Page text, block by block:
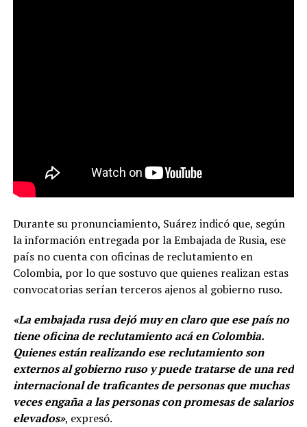
Durante su pronunciamiento, Suárez indicó que, según
la información entregada por la Embajada de Rusia, ese
país no cuenta con oficinas de reclutamiento en
Colombia, por lo que sostuvo que quienes realizan estas
convocatorias serían terceros ajenos al gobierno ruso.
«La embajada rusa dejó muy en claro que ese país no
tiene oficina de reclutamiento acá en Colombia.
Quienes están realizando ese reclutamiento son
externos al gobierno ruso y puede tratarse de una red
internacional de traficantes de personas que muchas
veces engaña a las personas con promesas de salarios
elevados», expresó.